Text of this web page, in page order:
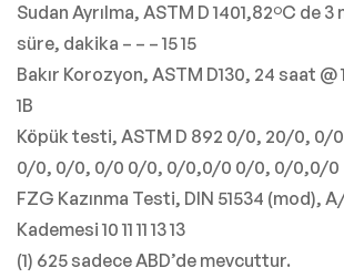
Sudan Ayrılma, ASTM D 1401,82ºC de
süre, dakika – – – 15 15
Bakır Korozyon, ASTM D130, 24 saat @
1B
Köpük testi, ASTM D 892 0/0, 20/0, 0/
0/0, 0/0, 0/0 0/0, 0/0,0/0 0/0, 0/0,0/0
FZG Kazınma Testi, DIN 51534 (mod),
Kademesi 10 11 11 13 13
(1) 625 sadece ABD’de mevcuttur.